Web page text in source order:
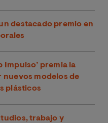
destacado premio en
Impulso’ premia la
nuevos modelos de
plásticos
trabajo y